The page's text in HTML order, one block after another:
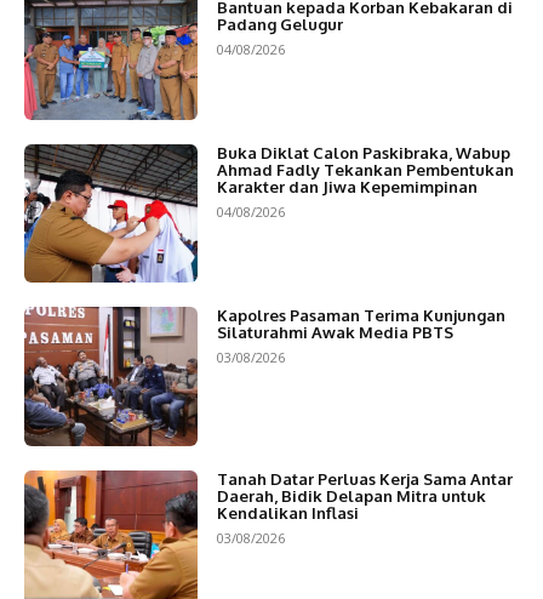
Bantuan kepada Korban Kebakaran di
Padang Gelugur
04/08/2026
Buka Diklat Calon Paskibraka, Wabup
Ahmad Fadly Tekankan Pembentukan
Karakter dan Jiwa Kepemimpinan
04/08/2026
Kapolres Pasaman Terima Kunjungan
Silaturahmi Awak Media PBTS
03/08/2026
Tanah Datar Perluas Kerja Sama Antar
Daerah, Bidik Delapan Mitra untuk
Kendalikan Inflasi
03/08/2026